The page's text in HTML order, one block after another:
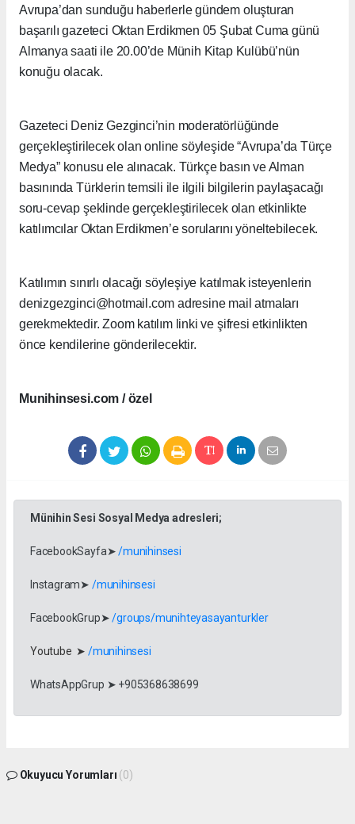
Avrupa’dan sunduğu haberlerle gündem oluşturan
başarılı gazeteci Oktan Erdikmen 05 Şubat Cuma günü
Almanya saati ile 20.00’de Münih Kitap Kulübü’nün
konuğu olacak.
Gazeteci Deniz Gezginci’nin moderatörlüğünde
gerçekleştirilecek olan online söyleşide “Avrupa’da Türçe
Medya” konusu ele alınacak. Türkçe basın ve Alman
basınında Türklerin temsili ile ilgili bilgilerin paylaşacağı
soru-cevap şeklinde gerçekleştirilecek olan etkinlikte
katılımcılar Oktan Erdikmen’e sorularını yöneltebilecek.
Katılımın sınırlı olacağı söyleşiye katılmak isteyenlerin
denizgezginci@hotmail.com adresine mail atmaları
gerekmektedir. Zoom katılım linki ve şifresi etkinlikten
önce kendilerine gönderilecektir.
Munihinsesi.com / özel
Münihin Sesi Sosyal Medya adresleri;
FacebookSayfa➤/munihinsesi
Instagram➤ /munihinsesi
FacebookGrup➤/groups/munihteyasayanturkler
Youtube ➤ /munihinsesi
WhatsAppGrup ➤ +905368638699
Okuyucu Yorumları (0)